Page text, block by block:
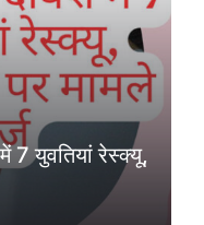
7 युवतियां रेस्क्यू,